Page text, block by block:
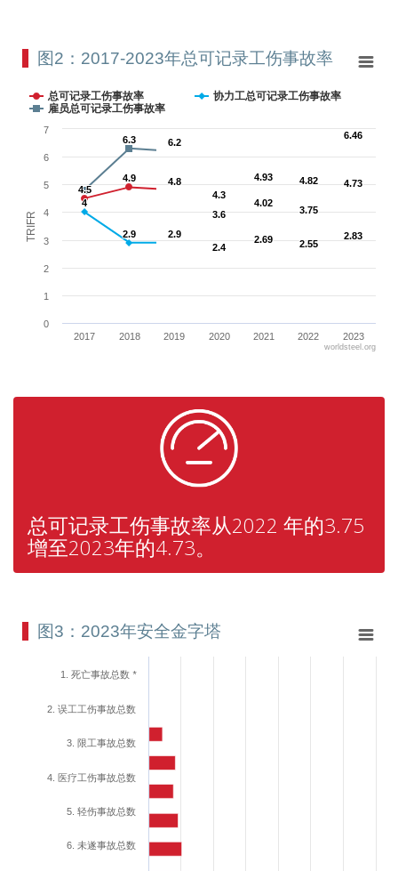
图2：2017-2023年总可记录工伤事故率
View as data table, 图2：2017-2023年总可记录工伤事故率
The chart has 1 X axis displaying categories.
The chart has 1 Y axis displaying TRIFR. Range: 0 to 7.
TRIFR
4.5
4.5
4.9
4.9 4.8
4.8
3.6
3.6
4.02
4.02
3.75
3.75
4.73
4.73
4
4
2.9
2.9 2.9
2.9
2.4
2.4
2.69
2.69 2.55
2.55
2.83
2.83
6.3
6.3 6.2
6.2
4.3
4.3
4.93
4.93 4.82
4.82
6.46
6.46
总可记录工伤事故率
协力工总可记录工伤事故率
雇员总可记录工伤事故率
0
1
2
3
4
5
6
7
2017 2018 2019 2020 2021 2022 2023
worldsteel.org
图2：2017-2023年总可记录工伤事故率
总可记录工伤事故率从2022 年的3.75
增至2023年的4.73。
图3：2023年安全金字塔
View as data table, 图3：2023年安全金字塔
The chart has 1 Y axis displaying values. Range: 0 to 7.
1. 死亡事故总数 *
2. 误工工伤事故总数
3. 限工事故总数
4. 医疗工伤事故总数
5. 轻伤事故总数
6. 未遂事故总数
图3：2023年安全金字塔